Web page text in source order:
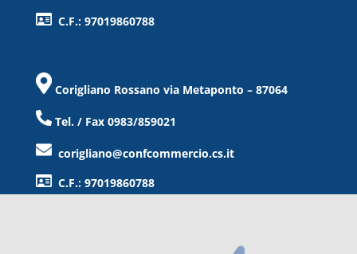
C.F.: 97019860788
Corigliano Rossano via Metaponto – 87064
Tel. / Fax 0983/859021
corigliano@confcommercio.cs.it
C.F.: 97019860788